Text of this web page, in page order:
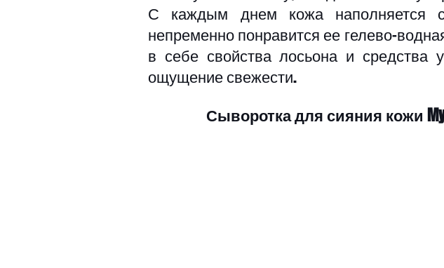
С каждым днем кожа наполняется
непременно понравится ее гелево-
в себе свойства лосьона и средства
ощущение свежести.
Сыворотка для сияния кожи My